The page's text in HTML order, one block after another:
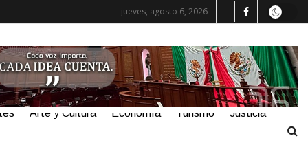
jueves, agosto 6, 2026
Arte y Cultura Economía Turismo Justicia